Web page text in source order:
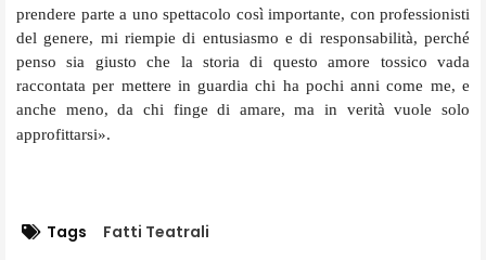
prendere parte a uno spettacolo così importante, con professionisti
del genere, mi riempie di entusiasmo e di responsabilità, perché
penso sia giusto che la storia di questo amore tossico vada
raccontata per mettere in guardia chi ha pochi anni come me, e
anche meno, da chi finge di amare, ma in verità vuole solo
approfittarsi».
Tags Fatti Teatrali